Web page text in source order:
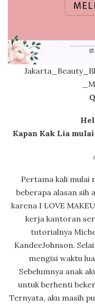
Kapan Kak Lia mulai
Pertama kali mulai
beberapa alasan sih
karena I LOVE
kerja kantoran
tutorialnya
KandeeJohnson.
mengisi waktu
Sebelumnya anak
untuk berhenti
Ternyata, aku masih